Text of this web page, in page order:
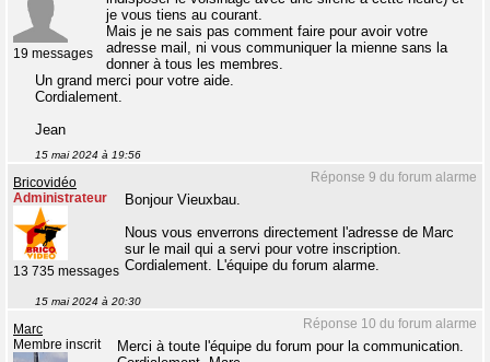
19 messages
je vous tiens au courant.
Mais je ne sais pas comment faire pour avoir votre
adresse mail, ni vous communiquer la mienne sans la
donner à tous les membres.
Un grand merci pour votre aide.
Cordialement.
Jean
15 mai 2024 à 19:56
Réponse 9 du forum alarme
Bricovidéo
Administrateur
13 735 messages
Bonjour Vieuxbau.
Nous vous enverrons directement l'adresse de Marc
sur le mail qui a servi pour votre inscription.
Cordialement. L'équipe du forum alarme.
15 mai 2024 à 20:30
Réponse 10 du forum alarme
Marc
Membre inscrit
Merci à toute l'équipe du forum pour la communication.